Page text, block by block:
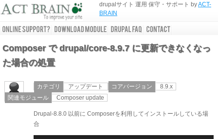
drupalサイト 運用 保守・サポート byACT-
BRAIN
Composer で drupal/core-8.9.7 に更新できなくなっ
た場合の処置
カテゴリ アップデート コアバージョン
8.9.x
関連モジュール
Composer update
Drupal-8.8.0 以前に Composerを利用してインストールしている場
合